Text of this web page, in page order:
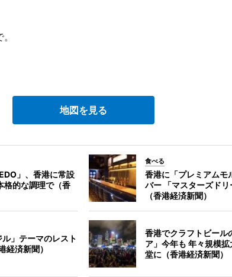
地図を見る
」、香港に常設
格的な調理で（香
食べる
香港に「プレミアムモ
バー 「マスターズド
（香港経済新聞）
」テーマのレスト
経済新聞）
香港でクラフトビール
ア」今年も 年々規模
堂に（香港経済新聞）